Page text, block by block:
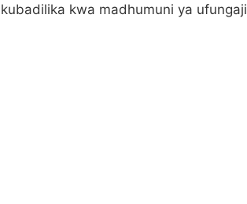
kubadilika kwa madhumuni ya